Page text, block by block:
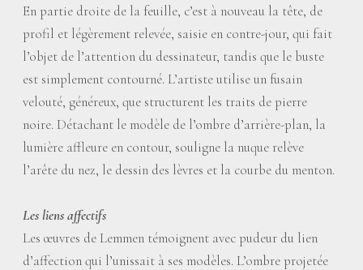
En partie droite de la feuille, c’est à nouveau la tête, de
profil et légèrement relevée, saisie en contre-jour, qui fait
l’objet de l’attention du dessinateur, tandis que le buste
est simplement contourné. L’artiste utilise un fusain
velouté, généreux, que structurent les traits de pierre
noire. Détachant le modèle de l’ombre d’arrière-plan, la
lumière affleure en contour, souligne la nuque relève
l’arête du nez, le dessin des lèvres et la courbe du menton.
Les liens affectifs
Les œuvres de Lemmen témoignent avec pudeur du lien
d’affection qui l’unissait à ses modèles. L’ombre projetée